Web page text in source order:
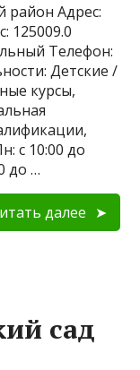
район Адрес:
125009.0
Телефон:
Детские /
курсы,
с 10:00 до
до …
далее
сад